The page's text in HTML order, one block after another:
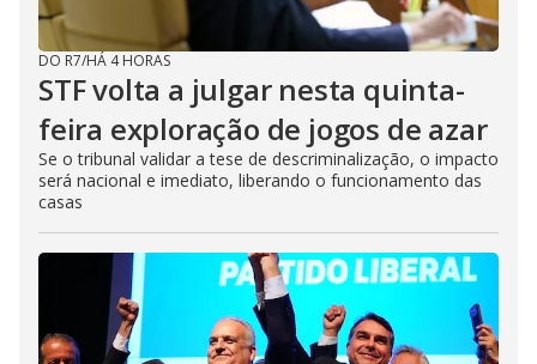
DO R7/HÁ 4 HORAS
STF volta a julgar nesta quinta-
feira exploração de jogos de azar
Se o tribunal validar a tese de descriminalização, o impacto
será nacional e imediato, liberando o funcionamento das
casas